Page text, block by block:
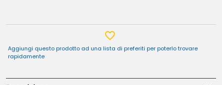
Aggiungi questo prodotto ad una lista di preferiti per poterlo trovare
rapidamente